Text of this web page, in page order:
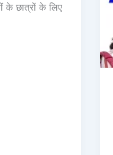
के छात्रों के लिए